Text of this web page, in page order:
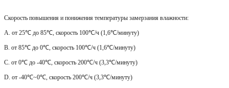
Скорость повышения и понижения температуры замерзания влажности:
A. от 25℃ до 85℃, скорость 100℃/ч (1,6℃/минуту)
B. от 85℃ до 0℃, скорость 100℃/ч (1,6℃/минуту)
C. от 0℃ до -40℃, скорость 200℃/ч (3,3℃/минуту)
D. от -40℃~0℃, скорость 200℃/ч (3,3℃/минуту)